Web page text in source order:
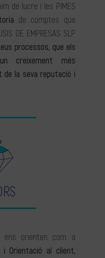
de lucre i les PIMES
de comptes que
DE EMPRESAS SLP
processos, que els
creixement més
de la seva reputació i
ens orienten com a
i Orientació al client,